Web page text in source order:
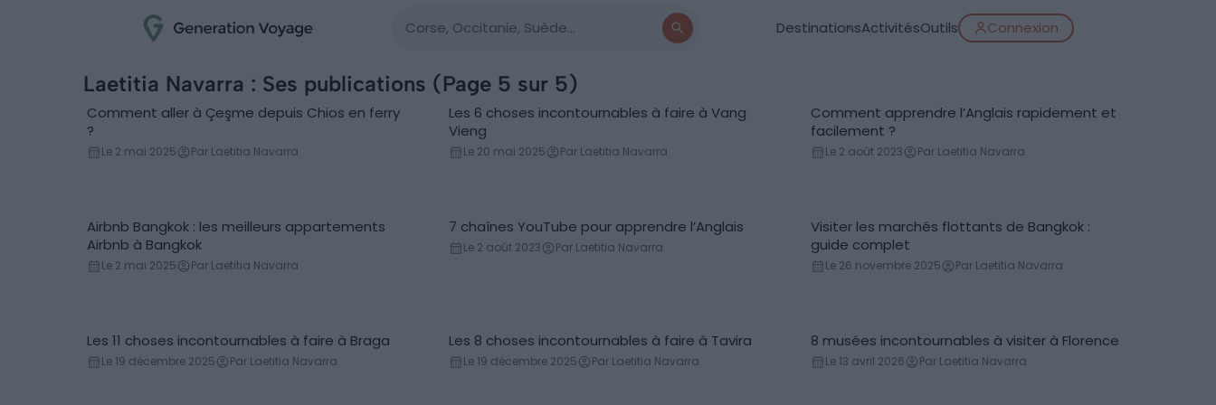
DestinationsActivitésOutils Connexion
Laetitia Navarra : Ses publications (Page 5 sur 5)
Comment aller à Çeşme depuis Chios en ferry
?
Le 2 mai 2025 Par Laetitia Navarra
Incontournables
Les 6 choses incontournables à faire à Vang
Vieng
Le 20 mai 2025 Par Laetitia Navarra
Apprendre l'Anglais
Comment apprendre l’Anglais rapidement et
facilement ?
Le 2 août 2023 Par Laetitia Navarra
Locations de vacances
Airbnb Bangkok : les meilleurs appartements
Airbnb à Bangkok
Le 2 mai 2025 Par Laetitia Navarra
Apprendre l'Anglais
7 chaînes YouTube pour apprendre l’Anglais
Le 2 août 2023 Par Laetitia Navarra Marché local
Visiter les marchés flottants de Bangkok :
guide complet
Le 26 novembre 2025 Par Laetitia Navarra
Incontournables
Les 11 choses incontournables à faire à Braga
Le 19 décembre 2025 Par Laetitia Navarra Incontournables
Les 8 choses incontournables à faire à Tavira
Le 19 décembre 2025 Par Laetitia Navarra Musées
8 musées incontournables à visiter à Florence
Le 13 avril 2026 Par Laetitia Navarra